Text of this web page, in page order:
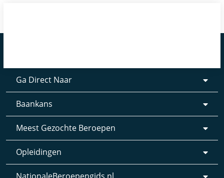
Ga Direct Naar
Baankans
Meest Gezochte Beroepen
Opleidingen